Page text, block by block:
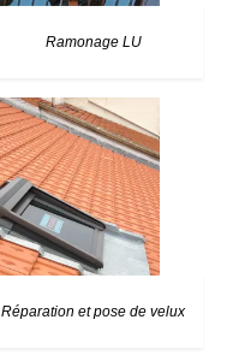
Ramonage LU
Réparation et pose de velux